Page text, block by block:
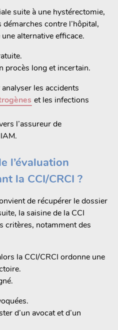
suite à une hystérectomie,
démarches contre l’hôpital,
alternative efficace.
procès long et incertain.
les accidents
et les infections
l’assureur de
l’évaluation
la CCI/CRCI ?
de récupérer le dossier
la saisine de la CCI
critères, notamment des
la CCI/CRCI ordonne une
d’un avocat et d’un